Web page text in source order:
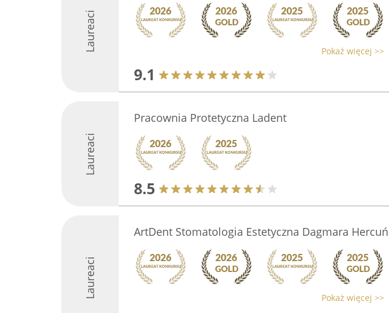
Laureaci Pokaż więcej >>
9.1
Laureaci
Pracownia Protetyczna Ladent
8.5
Laureaci
ArtDent Stomatologia Estetyczna Dagmara Hercuń
Pokaż więcej >>